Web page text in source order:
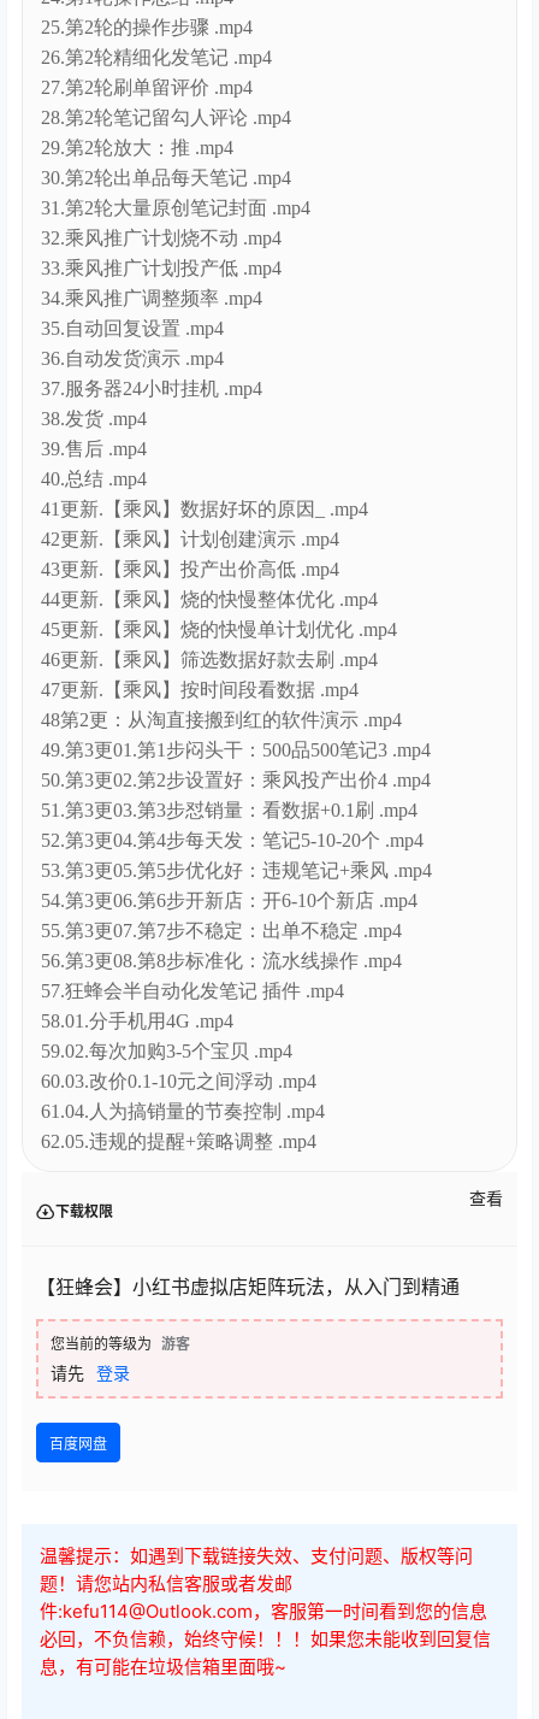
25.第2轮的操作步骤 .mp4
26.第2轮精细化发笔记 .mp4
27.第2轮刷单留评价 .mp4
28.第2轮笔记留勾人评论 .mp4
29.第2轮放大：推 .mp4
30.第2轮出单品每天笔记 .mp4
31.第2轮大量原创笔记封面 .mp4
32.乘风推广计划烧不动 .mp4
33.乘风推广计划投产低 .mp4
34.乘风推广调整频率 .mp4
35.自动回复设置 .mp4
36.自动发货演示 .mp4
37.服务器24小时挂机 .mp4
38.发货 .mp4
39.售后 .mp4
40.总结 .mp4
41更新.【乘风】数据好坏的原因_ .mp4
42更新.【乘风】计划创建演示 .mp4
43更新.【乘风】投产出价高低 .mp4
44更新.【乘风】烧的快慢整体优化 .mp4
45更新.【乘风】烧的快慢单计划优化 .mp4
46更新.【乘风】筛选数据好款去刷 .mp4
47更新.【乘风】按时间段看数据 .mp4
48第2更：从淘直接搬到红的软件演示 .mp4
49.第3更01.第1步闷头干：500品500笔记3 .mp4
50.第3更02.第2步设置好：乘风投产出价4 .mp4
51.第3更03.第3步怼销量：看数据+0.1刷 .mp4
52.第3更04.第4步每天发：笔记5-10-20个 .mp4
53.第3更05.第5步优化好：违规笔记+乘风 .mp4
54.第3更06.第6步开新店：开6-10个新店 .mp4
55.第3更07.第7步不稳定：出单不稳定 .mp4
56.第3更08.第8步标准化：流水线操作 .mp4
57.狂蜂会半自动化发笔记 插件 .mp4
58.01.分手机用4G .mp4
59.02.每次加购3-5个宝贝 .mp4
60.03.改价0.1-10元之间浮动 .mp4
61.04.人为搞销量的节奏控制 .mp4
62.05.违规的提醒+策略调整 .mp4
下载权限
查看
【狂蜂会】小红书虚拟店矩阵玩法，从入门到精通
您当前的等级为 游客
请先 登录
百度网盘
温馨提示：如遇到下载链接失效、支付问题、版权等问
题！请您站内私信客服或者发邮
件:kefu114@Outlook.com，客服第一时间看到您的信息
必回，不负信赖，始终守候！！！如果您未能收到回复信
息，有可能在垃圾信箱里面哦~